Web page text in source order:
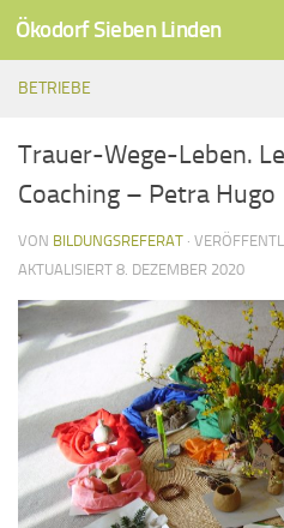
Unter dem Inhalt
Ökodorf Sieben Linden
BETRIEBE
Trauer-Wege-Leben.
Coaching – Petra Hugo
VON BILDUNGSREFERAT ·
AKTUALISIERT 8. DEZEMBER 2020